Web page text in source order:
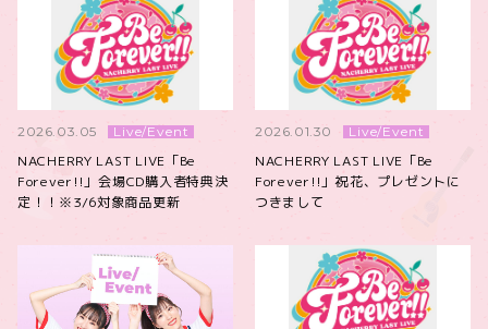
2026.03.05 Live/Event
NACHERRY LAST LIVE「Be
Forever!!」会場CD購入者特典決
定！！※3/6対象商品更新
2026.01.30 Live/Event
NACHERRY LAST LIVE「Be
Forever!!」祝花、プレゼントに
つきまして